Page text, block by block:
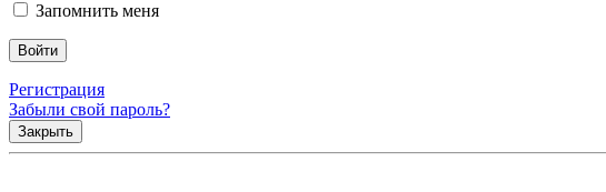
Запомнить меня
Регистрация
Забыли свой пароль?
Закрыть